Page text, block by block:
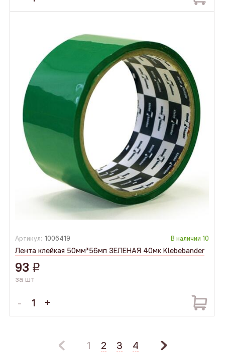
Артикул: 1006419 В наличии 10
Лента клейкая 50мм*56мп ЗЕЛЕНАЯ 40мк Klebebander
93 q
за шт
1 2 3 4